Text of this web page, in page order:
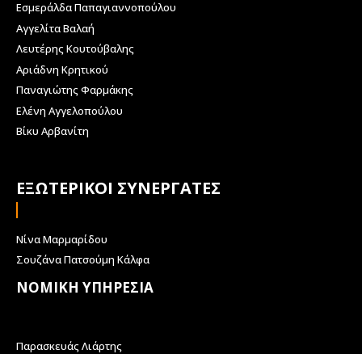
Εσμεράλδα Παπαγιαννοπούλου
Αγγελίτα Βαλαή
Λευτέρης Κουτούβαλης
Αριάδνη Κρητικού
Παναγιώτης Φαρμάκης
Ελένη Αγγελοπούλου
Βίκυ Αρβανίτη
ΕΞΩΤΕΡΙΚΟΙ ΣΥΝΕΡΓΑΤΕΣ
Νίνα Μαρμαρίδου
Σουζάνα Πατσούμη Κάλφα
ΝΟΜΙΚΗ ΥΠΗΡΕΣΙΑ
Παρασκευάς Λιάρτης